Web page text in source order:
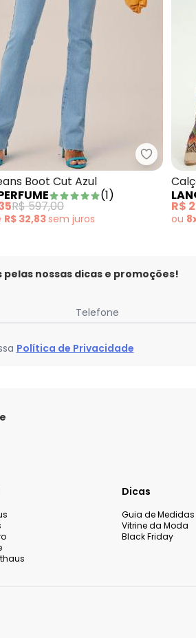
- Calça Sarja Reta Super High
Lança
Boot Cut Azul
(1)
R$ 597,00
R$ 32,83sem juros
R$
ou
nossas dicas e promoções!
Telefone
Política de Privacidade
Dicas
Guia de Medidas
Vitrine da Moda
Black Friday